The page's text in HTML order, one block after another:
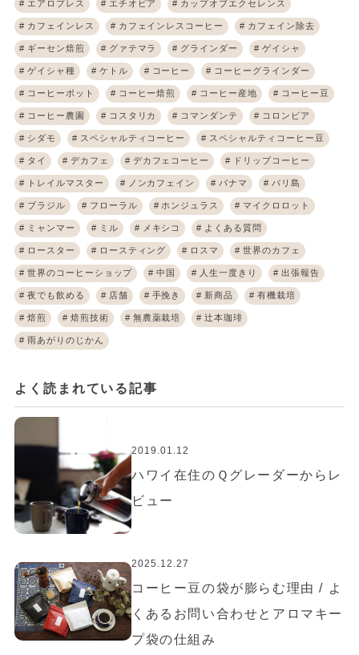
エアロプレス エチオピア カップオブエクセレンス
カフェインレス カフェインレスコーヒー カフェイン除去
ギーセン焙煎 グァテマラ グラインダー ゲイシャ
ゲイシャ種 ケトル コーヒー コーヒーグラインダー
コーヒーポット コーヒー焙煎 コーヒー産地 コーヒー豆
コーヒー農園 コスタリカ コマンダンテ コロンビア
シダモ スペシャルティコーヒー スペシャルティコーヒー豆
タイ デカフェ デカフェコーヒー ドリップコーヒー
トレイルマスター ノンカフェイン パナマ バリ島
ブラジル フローラル ホンジュラス マイクロロット
ミャンマー ミル メキシコ よくある質問
ロースター ロースティング ロスマ 世界のカフェ
世界のコーヒーショップ 中国 人生一度きり 出張報告
夜でも飲める 店舗 手挽き 新商品 有機栽培
焙煎 焙煎技術 無農薬栽培 辻本珈琲
雨あがりのじかん
よく読まれている記事
2019.01.12
ハワイ在住のＱグレーダーからレ
ビュー
2025.12.27
コーヒー豆の袋が膨らむ理由 / よ
くあるお問い合わせとアロマキー
プ袋の仕組み